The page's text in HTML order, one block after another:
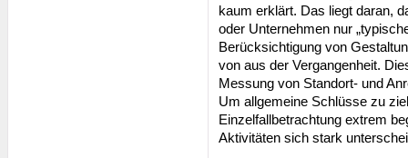
kaum erklärt. Das liegt daran,
oder Unternehmen nur
Berücksichtigung von
von aus der Vergangenheit.
Messung von Standort- und
Um allgemeine Schlüsse zu
Einzelfallbetrachtung extrem
Aktivitäten sich stark